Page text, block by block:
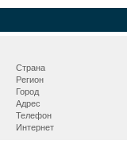
Страна
Регион
Город
Адрес
Телефон
Интернет